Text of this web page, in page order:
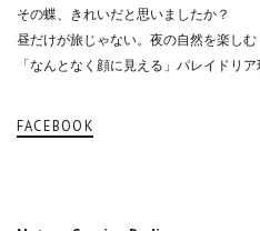
その蝶、きれいだと思いましたか？
昼だけが旅じゃない。夜の自然を楽し
「なんとなく顔に見える」パレイドリ
FACEBOOK